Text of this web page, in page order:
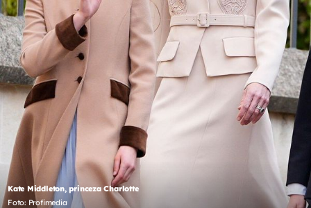
Kate Middleton, princeza Charlotte
Foto: Profimedia